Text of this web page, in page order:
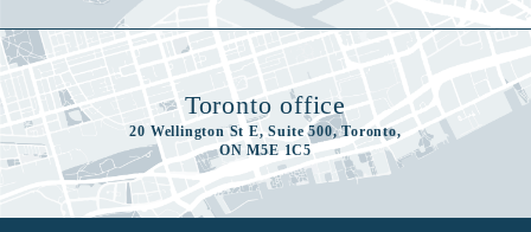
Toronto office
20 Wellington St E, Suite 500, Toronto,
ON M5E 1C5